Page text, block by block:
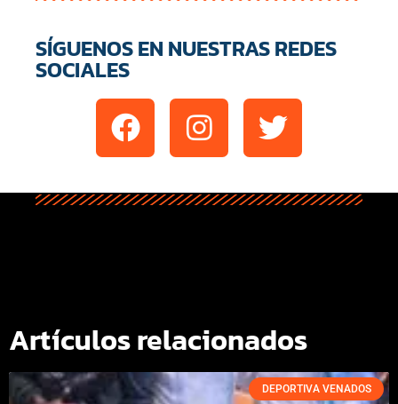
SÍGUENOS EN NUESTRAS REDES
SOCIALES
Artículos relacionados
DEPORTIVA VENADOS